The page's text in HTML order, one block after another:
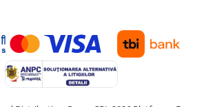
de calatorie
de voiaj